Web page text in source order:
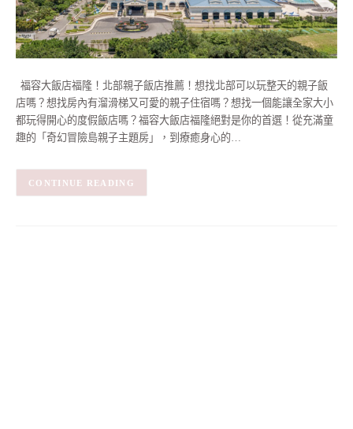
福容大飯店福隆！北部親子飯店推薦！想找北部可以玩整天的親子飯
店嗎？想找房內有溜滑梯又可愛的親子住宿嗎？想找一個能讓全家大小
都玩得開心的度假飯店嗎？福容大飯店福隆絕對是你的首選！從充滿童
趣的「奇幻冒險島親子主題房」，到療癒身心的…
CONTINUE READING